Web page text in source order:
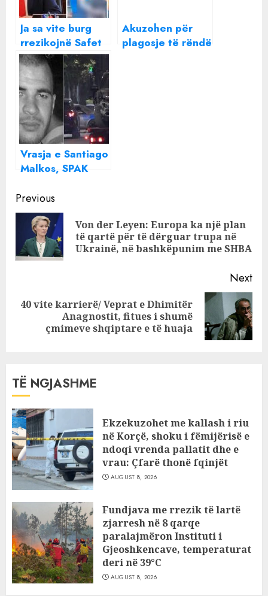
Ja sa vite burg
rrezikojnë Safet
Gjici dhe Alma
Kaçi dhe për
çfarë akuzohen
Akuzohen për
plagosje të rëndë
Vrasja e Santiago
Malkos, SPAK
me 25 vite burg
për Ilir Selmanin
dhe 7 vite për
Elvis Gacajn
Continue
Reading
Previous
Von der Leyen: Europa ka një plan
të qartë për të dërguar trupa në
Ukrainë, në bashkëpunim me SHBA
Next
Next
40 vite karrierë/ Veprat e Dhimitër
Anagnostit, fitues i shumë
çmimeve shqiptare e të huaja
TË NGJASHME
Ekzekuzohet me kallash i riu
në Korçë, shoku i fëmijërisë e
ndoqi vrenda pallatit dhe e
vrau: Çfarë thonë fqinjët
AUGUST 8, 2026
Fundjava me rrezik të lartë
zjarresh në 8 qarqe
paralajmëron Instituti i
Gjeoshkencave, temperaturat
deri në 39°C
AUGUST 8, 2026